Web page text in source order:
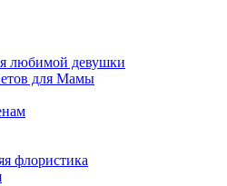
любимой девушки
для Мамы
флористика